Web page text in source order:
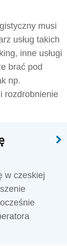
musi
usług takich
inne usługi
brać pod
np.
rozdrobnienie
w czeskiej